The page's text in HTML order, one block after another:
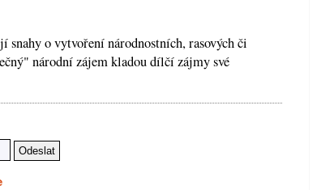
snahy o vytvoření národnostních, rasových či
národní zájem kladou dílčí zájmy své